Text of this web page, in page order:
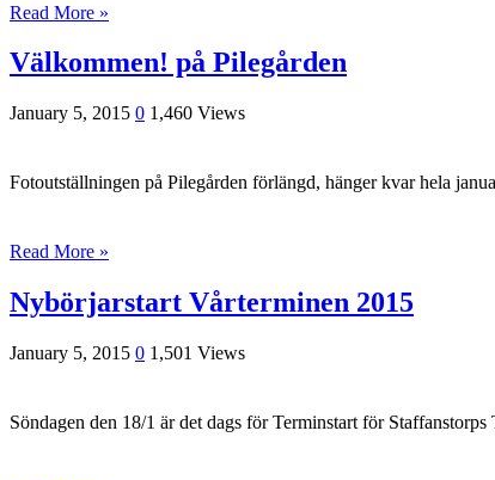
Read More »
Välkommen! på Pilegården
January 5, 2015 0 1,460 Views
Fotoutställningen på Pilegården förlängd, hänger kvar hela
Read More »
Nybörjarstart Vårterminen 2015
January 5, 2015 0 1,501 Views
Söndagen den 18/1 är det dags för Terminstart för